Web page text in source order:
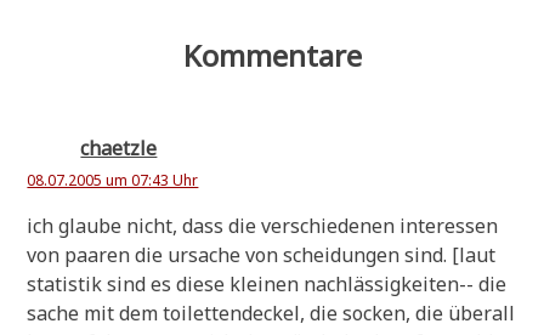
Kommentare
chaetzle
08.07.2005 um 07:43 Uhr
ich glau­be nicht, dass die ver­schie­de­nen inter­es­sen
von paa­ren die ursa­che von schei­dun­gen sind. [laut
sta­ti­stik sind es die­se klei­nen nach­läs­sig­kei­ten-- die
sache mit dem toi­let­ten­deckel, die socken, die über­all